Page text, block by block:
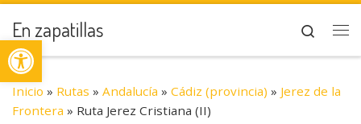
Abrir barra de herramientas
Saltar al contenido
En zapatillas
Search
Inicio » Rutas » Andalucía » Cádiz (provincia) » Jerez de la
Frontera » Ruta Jerez Cristiana (II)